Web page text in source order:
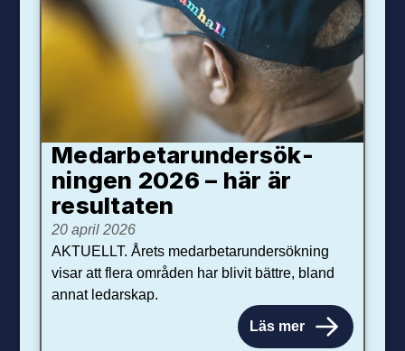
Medarbetar­under­sök­
ningen 2026 – här är
resultaten
20 april 2026
AKTUELLT. Årets medarbetarundersökning
visar att flera områden har blivit bättre, bland
annat ledarskap.
Läs mer